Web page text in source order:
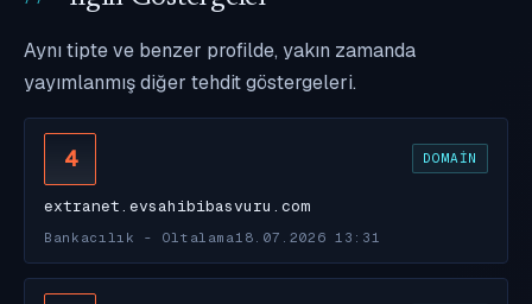
Aynı tipte ve benzer profilde, yakın zamanda
yayımlanmış diğer tehdit göstergeleri.
4 DOMAIN
extranet.evsahibibasvuru.com
Bankacılık - Oltalama 18.07.2026 13:31